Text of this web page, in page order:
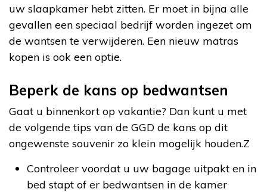
uw slaapkamer hebt zitten. Er moet in bijna alle
gevallen een speciaal bedrijf worden ingezet om
de wantsen te verwijderen. Een nieuw matras
kopen is ook een optie.
Beperk de kans op bedwantsen
Gaat u binnenkort op vakantie? Dan kunt u met
de volgende tips van de GGD de kans op dit
ongewenste souvenir zo klein mogelijk houden.Z
Controleer voordat u uw bagage uitpakt en in
bed stapt of er bedwantsen in de kamer